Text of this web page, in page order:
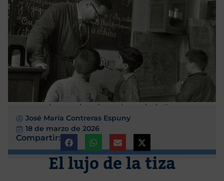
La escuela en la que imperaba la tiza
José María Contreras Espuny
18 de marzo de 2026
Compartir:
El lujo de la tiza